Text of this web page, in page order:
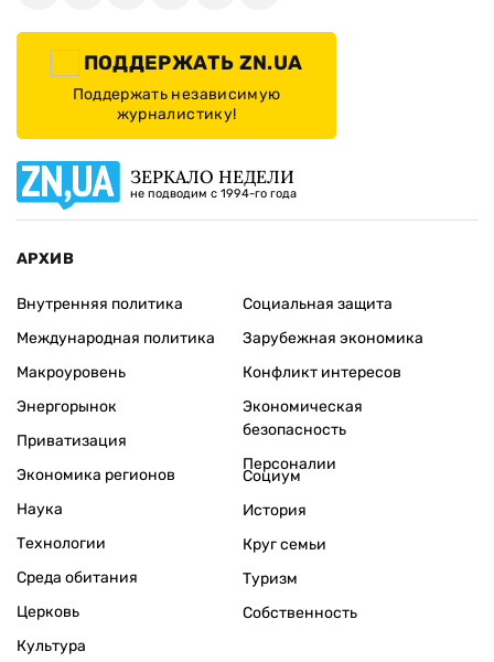
ПОДДЕРЖАТЬ ZN.UA
Поддержать независимую
журналистику!
ЗЕРКАЛО НЕДЕЛИ
не подводим с 1994-го года
АРХИВ
Внутренняя политика
Международная политика
Макроуровень
Энергорынок
Приватизация
Экономика регионов
Социальная защита
Зарубежная экономика
Конфликт интересов
Экономическая
безопасность
Персоналии
Наука
Технологии
Среда обитания
Церковь
Культура
Социум
История
Круг семьи
Туризм
Собственность